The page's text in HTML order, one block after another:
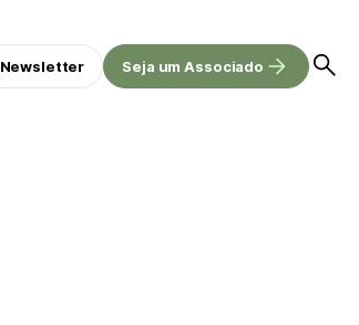
Newsletter Seja um Associado